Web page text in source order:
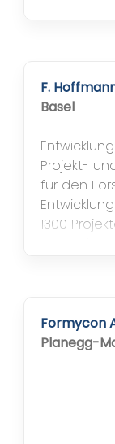
F.
Basel
Projekt-
für den
1300
Formycon
Planegg-